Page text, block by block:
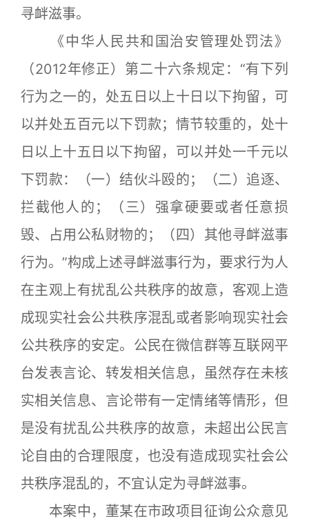
寻衅滋事。
《中华人民共和国治安管理处罚法》
（2012年修正）第二十六条规定：“有下列
行为之一的，处五日以上十日以下拘留，可
以并处五百元以下罚款；情节较重的，处十
日以上十五日以下拘留，可以并处一千元以
下罚款：（一）结伙斗殴的；（二）追逐、
拦截他人的；（三）强拿硬要或者任意损
毁、占用公私财物的；（四）其他寻衅滋事
行为。”构成上述寻衅滋事行为，要求行为人
在主观上有扰乱公共秩序的故意，客观上造
成现实社会公共秩序混乱或者影响现实社会
公共秩序的安定。公民在微信群等互联网平
台发表言论、转发相关信息，虽然存在未核
实相关信息、言论带有一定情绪等情形，但
是没有扰乱公共秩序的故意，未超出公民言
论自由的合理限度，也没有造成现实社会公
共秩序混乱的，不宜认定为寻衅滋事。
本案中，董某在市政项目征询公众意见